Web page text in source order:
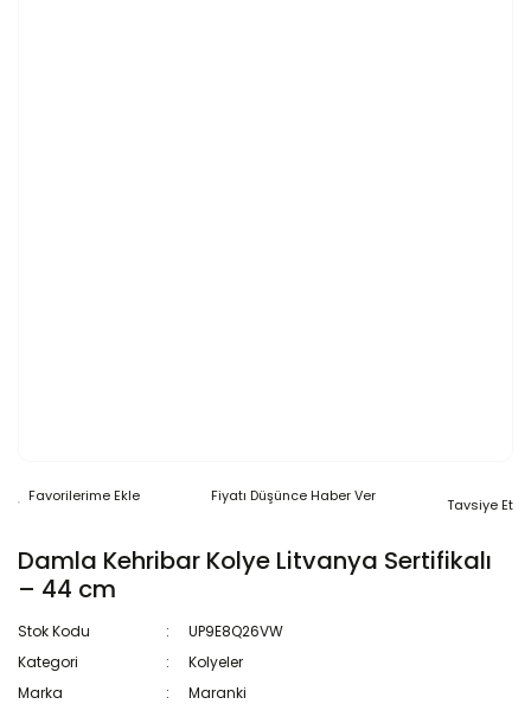
Fiyatı Düşünce Haber Ver Tavsiye Et
Damla Kehribar Kolye Litvanya Sertifikalı
– 44 cm
Stok Kodu
UP9E8Q26VW
Kategori
Kolyeler
Marka
Maranki